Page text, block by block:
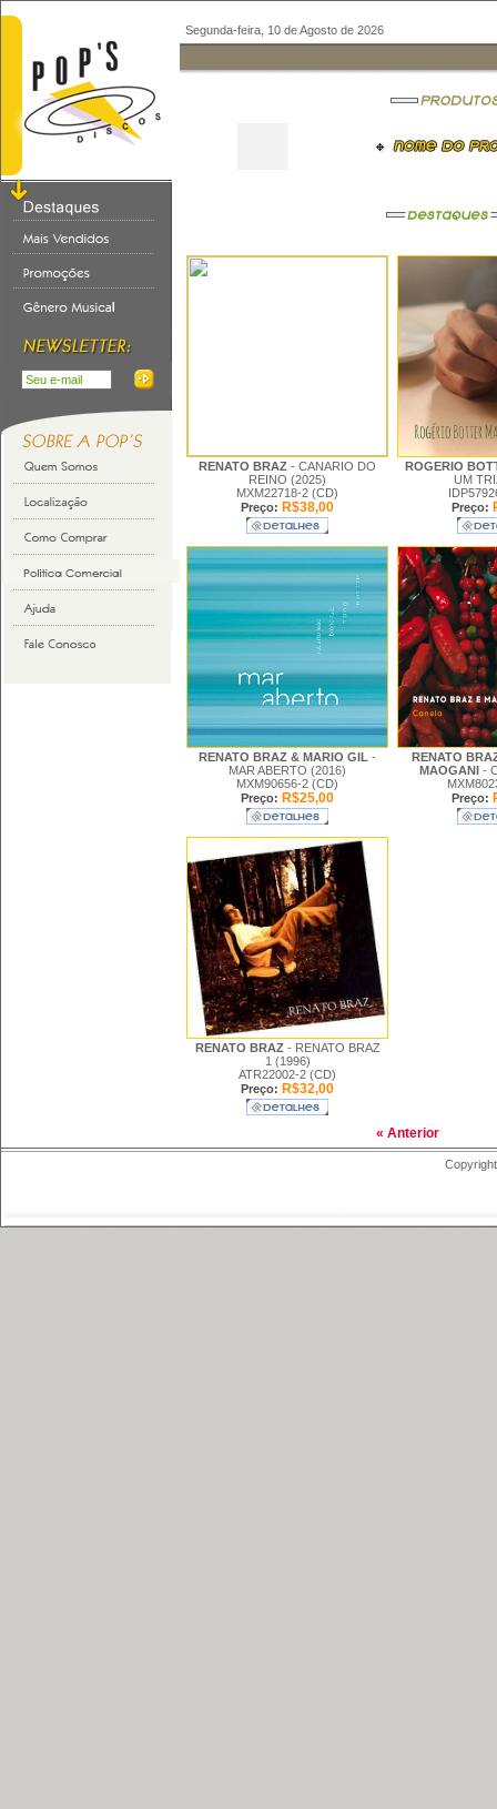
Segunda-feira, 10 de Agosto de 2026
RENATO BRAZ - CANARIO DO
REINO (2025)
MXM22718-2 (CD)
Preço: R$38,00
ROGERIO
UM
Preço:
RENATO BRAZ & MARIO GIL -
MAR ABERTO (2016)
MXM90656-2 (CD)
Preço: R$25,00
RENATO
MAOGANI -
Preço:
RENATO BRAZ - RENATO BRAZ
1 (1996)
ATR22002-2 (CD)
Preço: R$32,00
« Anterior